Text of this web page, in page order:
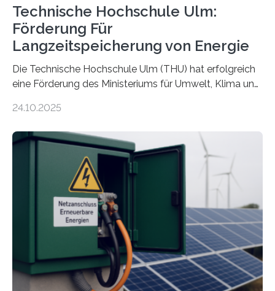
Technische Hochschule Ulm:
Förderung Für
Langzeitspeicherung von Energie
Die Technische Hochschule Ulm (THU) hat erfolgreich
eine Förderung des Ministeriums für Umwelt, Klima und
Forschungsprojekt „LAGER – Langzeitspeicherung in
Quartieren“ eingeworben. Ziel des Projekts ist die
Entwicklung, Erprobung und Demonstration von
Konzepten zur langfristigen Energiespeicherung in
sektorübergreifend vernetzten Energiesystemen. Das
Projekt startete am 15. Oktober 2025, hat eine Laufzeit
von drei Jahren und ein Gesamtvolumen von rund 2,9
Millionen Euro, wovon 2,6 Millionen Euro durch das
Ministerium für Umwelt, Klima und…
24.10.2025